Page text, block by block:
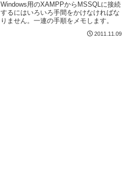
Windows用のXAMPPからMSSQLに接続
するにはいろいろ手間をかけなければな
りません。一連の手順をメモします。
2011.11.09